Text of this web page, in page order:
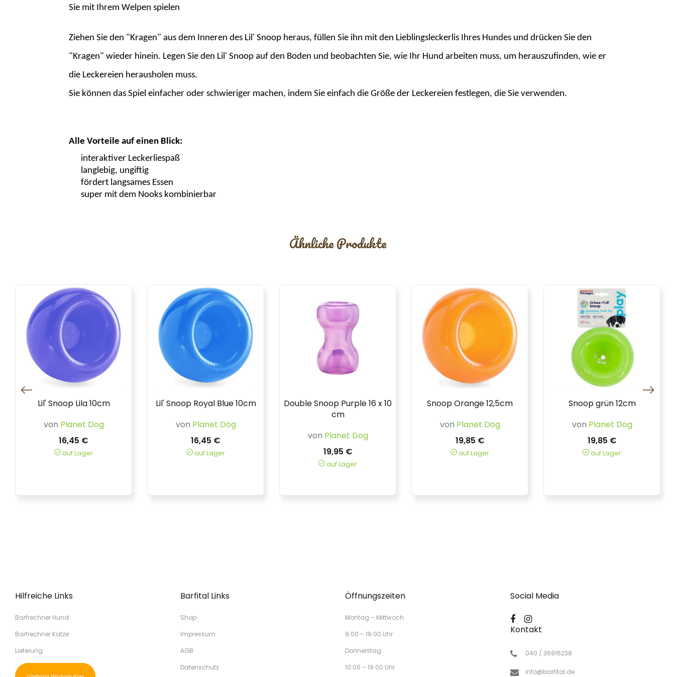
Sie mit Ihrem Welpen spielen
Ziehen Sie den "Kragen" aus dem Inneren des Lil' Snoop heraus, füllen Sie ihn mit den Lieblingsleckerlis Ihres Hundes und drücken Sie den
"Kragen" wieder hinein. Legen Sie den Lil' Snoop auf den Boden und beobachten Sie, wie Ihr Hund arbeiten muss, um herauszufinden, wie er
die Leckereien herausholen muss.
Sie können das Spiel einfacher oder schwieriger machen, indem Sie einfach die Größe der Leckereien festlegen, die Sie verwenden.
Alle Vorteile auf einen Blick:
interaktiver Leckerliespaß
langlebig, ungiftig
fördert langsames Essen
super mit dem Nooks kombinierbar
Ähnliche Produkte
Lil' Snoop Lila 10cm
von Planet Dog
16,45 €
auf Lager
Lil' Snoop Royal Blue 10cm
von Planet Dog
16,45 €
auf Lager
Double Snoop Purple 16 x 10
cm
von Planet Dog
19,95 €
auf Lager
Snoop Orange 12,5cm
von Planet Dog
19,85 €
auf Lager
Snoop grün 12cm
von Planet Dog
19,85 €
auf Lager
Hilfreiche Links
Barfrechner Hund
Barfrechner Katze
Lieferung
Barfital Links
Shop
Impressum
AGB
Datenschutz
Öffnungszeiten
Montag – Mittwoch
9:00 – 19:00 Uhr
Donnerstag
10:00 – 19:00 Uhr
Social Media
Kontakt
040 / 36916238
info@barfital.de